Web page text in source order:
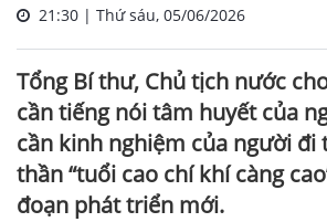
21:30 | Thứ sáu, 05/06/2026
Tổng Bí thư, Chủ tịch nước
cần tiếng nói tâm huyết của
cần kinh nghiệm của người đi
thần “tuổi cao chí khí càng
đoạn phát triển mới.